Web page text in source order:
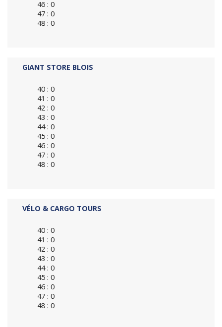
46 : 0
47 : 0
48 : 0
GIANT STORE BLOIS
40 : 0
41 : 0
42 : 0
43 : 0
44 : 0
45 : 0
46 : 0
47 : 0
48 : 0
VÉLO & CARGO TOURS
40 : 0
41 : 0
42 : 0
43 : 0
44 : 0
45 : 0
46 : 0
47 : 0
48 : 0